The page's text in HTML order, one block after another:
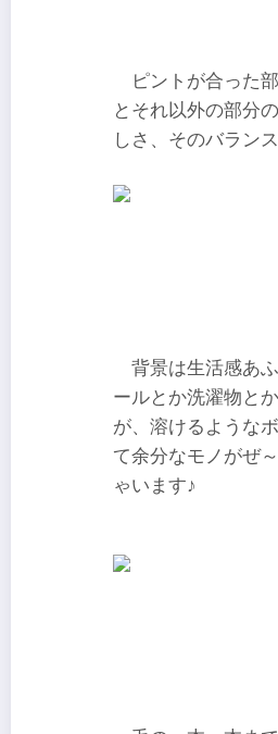
ピントが合った
とそれ以外の部分
しさ、そのバラン
背景は生活感あ
ールとか洗濯物と
が、溶けるような
て余分なモノがぜ
ゃいます♪